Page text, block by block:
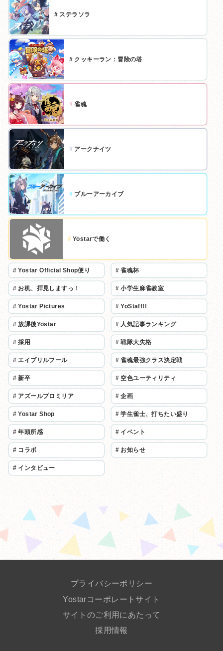
# ステラソラ
# クッキーラン：冒険の塔
# 雀魂
# アークナイツ
# ブルーアーカイブ
# Yostarで働く
# Yostar Official Shop便り # 雀魂杯
# お机、拝見しますっ！ # 小学生麻雀教室
# Yostar Pictures # YoStaff!!
# 放課後Yostar # 人気記事ランキング
# 採用 # 戦隊大失格
# エイプリルフール # 雀魂最強クラス決定戦
# 新卒 # 空色ユーティリティ
# アズールプロミリア # 企画
# Yostar Shop # 学生雀士、打ちたい盛り
# 年頭所感 # イベント
# コラボ # お知らせ
# インタビュー
プライバシーポリシー
Yostarコーポレートサイト
サイトのご利用にあたって
採用情報